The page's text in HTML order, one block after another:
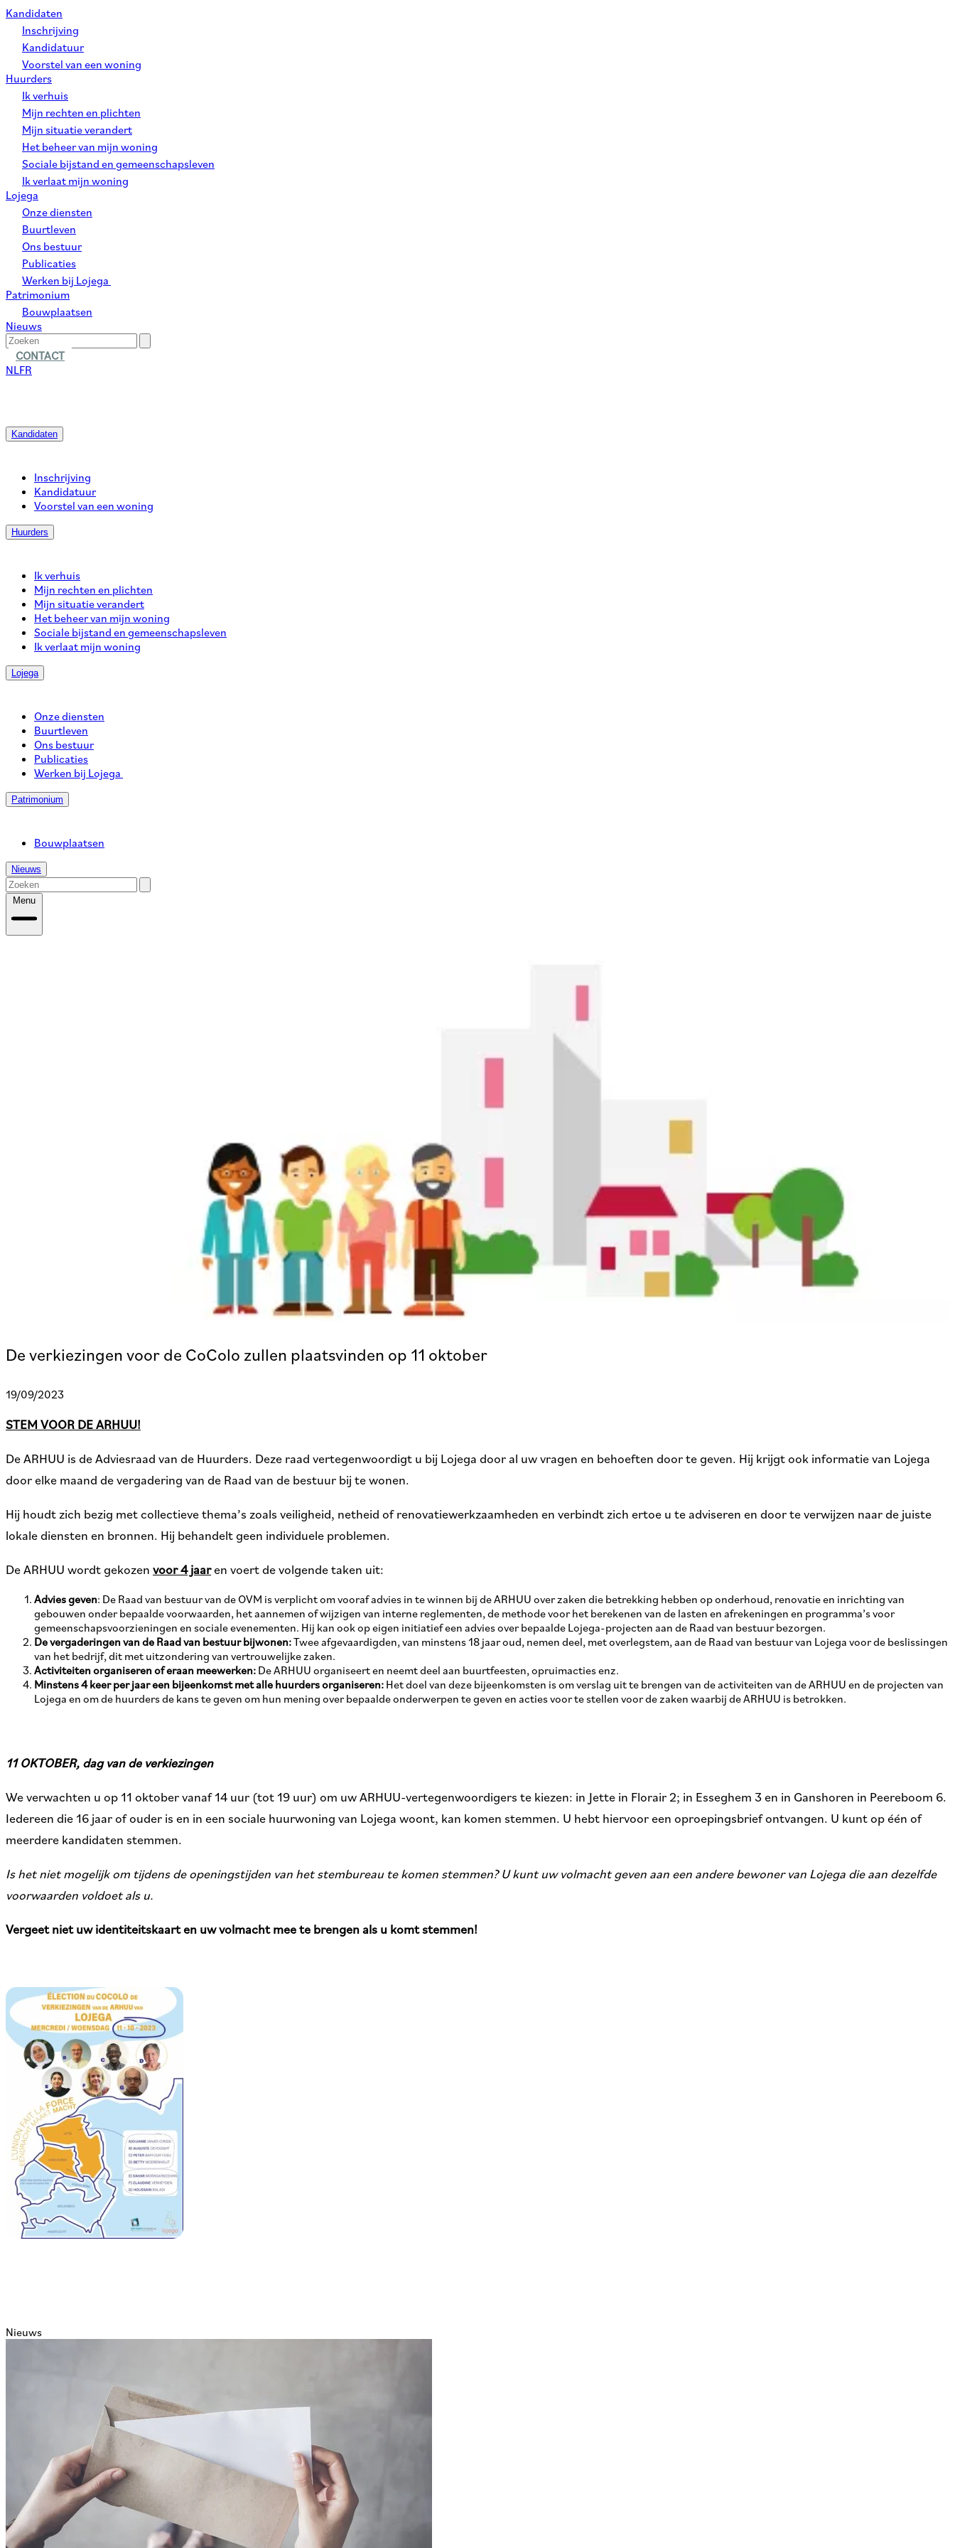
Kandidaten
Inschrijving
Kandidatuur
Voorstel van een woning
Huurders
Ik verhuis
Mijn rechten en plichten
Mijn situatie verandert
Het beheer van mijn woning
Sociale bijstand en gemeenschapsleven
Ik verlaat mijn woning
Lojega
Onze diensten
Buurtleven
Ons bestuur
Publicaties
Werken bij Lojega
Patrimonium
Bouwplaatsen
Nieuws
CONTACT
NLFR
Kandidaten
Inschrijving
Kandidatuur
Voorstel van een woning
Huurders
Ik verhuis
Mijn rechten en plichten
Mijn situatie verandert
Het beheer van mijn woning
Sociale bijstand en gemeenschapsleven
Ik verlaat mijn woning
Lojega
Onze diensten
Buurtleven
Ons bestuur
Publicaties
Werken bij Lojega
Patrimonium
Bouwplaatsen
Nieuws
Menu
De verkiezingen voor de CoColo zullen plaatsvinden op 11 oktober
19/09/2023
STEM VOOR DE ARHUU!
De ARHUU is de Adviesraad van de Huurders. Deze raad vertegenwoordigt u bij Lojega door al uw vragen en behoeften door te geven. Hij krijgt ook informatie van Lojega
door elke maand de vergadering van de Raad van de bestuur bij te wonen.
Hij houdt zich bezig met collectieve thema’s zoals veiligheid, netheid of renovatiewerkzaamheden en verbindt zich ertoe u te adviseren en door te verwijzen naar de juiste
lokale diensten en bronnen. Hij behandelt geen individuele problemen.
De ARHUU wordt gekozen voor 4 jaaren voert de volgende taken uit:
Advies geven: De Raad van bestuur van de OVM is verplicht om vooraf advies in te winnen bij de ARHUU over zaken die betrekking hebben op onderhoud, renovatie en inrichting van
gebouwen onder bepaalde voorwaarden, het aannemen of wijzigen van interne reglementen, de methode voor het berekenen van de lasten en afrekeningen en programma’s voor
gemeenschapsvoorzieningen en sociale evenementen. Hij kan ook op eigen initiatief een advies over bepaalde Lojega-projecten aan de Raad van bestuur bezorgen.
De vergaderingen van de Raad van bestuur bijwonen:Twee afgevaardigden, van minstens 18 jaar oud, nemen deel, met overlegstem, aan de Raad van bestuur van Lojega voor de beslissingen
van het bedrijf, dit met uitzondering van vertrouwelijke zaken.
Activiteiten organiseren of eraan meewerken: De ARHUU organiseert en neemt deel aan buurtfeesten, opruimacties enz.
Minstens 4 keer per jaar een bijeenkomst met alle huurders organiseren: Het doel van deze bijeenkomsten is om verslag uit te brengen van de activiteiten van de ARHUU en de projecten van
Lojega en om de huurders de kans te geven om hun mening over bepaalde onderwerpen te geven en acties voor te stellen voor de zaken waarbij de ARHUU is betrokken.
11 OKTOBER, dag van de verkiezingen
We verwachten u op 11 oktober vanaf 14 uur (tot 19 uur) om uw ARHUU-vertegenwoordigers te kiezen: in Jette in Florair 2; in Esseghem 3 en in Ganshoren in Peereboom 6.
Iedereen die 16 jaar of ouder is en in een sociale huurwoning van Lojega woont, kan komen stemmen. U hebt hiervoor een oproepingsbrief ontvangen. U kunt op één of
meerdere kandidaten stemmen.
Is het niet mogelijk om tijdens de openingstijden van het stembureau te komen stemmen? U kunt uw volmacht geven aan een andere bewoner van Lojega die aan dezelfde
voorwaarden voldoet als u.
Vergeet niet uw identiteitskaart en uw volmacht mee te brengen als u komt stemmen!
Nieuws